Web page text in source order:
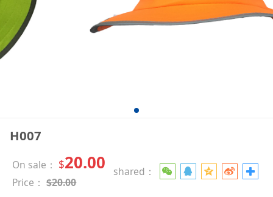
H007
On sale： $20.00
Price：$20.00
shared：